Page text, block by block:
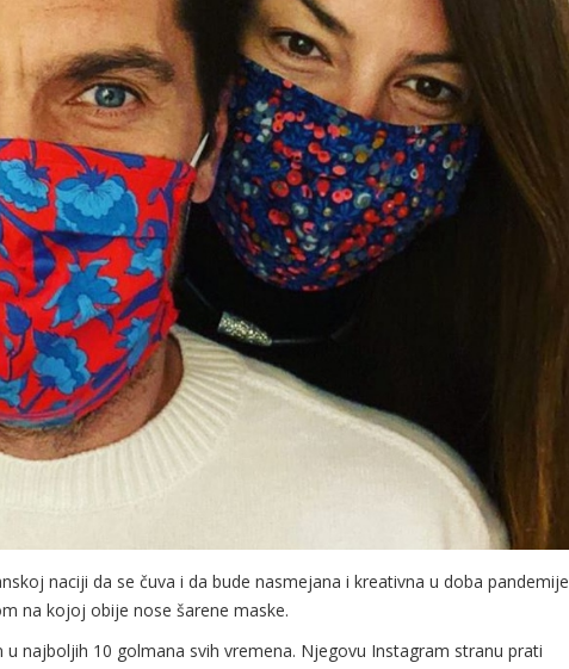
naciji da se čuva i da bude nasmejana i kreativna u doba pandemije
na kojoj obije nose šarene maske.
najboljih 10 golmana svih vremena. Njegovu Instagram stranu prati